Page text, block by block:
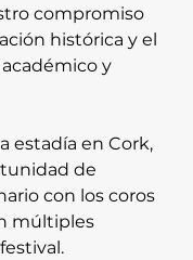
compromiso
histórica y el
y
estadía en Cork,
de
con los coros
múltiples